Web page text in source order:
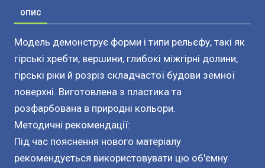
ОПИС
Модель демонструє форми і типи рельєфу, такі як
гірські хребти, вершини, глибокі міжгірні долини,
гірські ріки й розріз складчастої будови земної
поверхні. Виготовлена з пластика та
розфарбована в природні кольори.
Методичні рекомендації:
Під час пояснення нового матеріалу
рекомендується використовувати цю об'ємну